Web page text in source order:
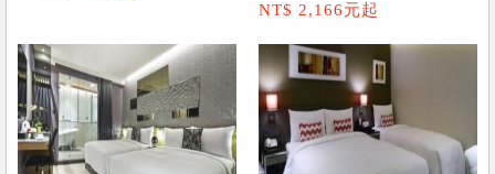
NT$ 2,166元起